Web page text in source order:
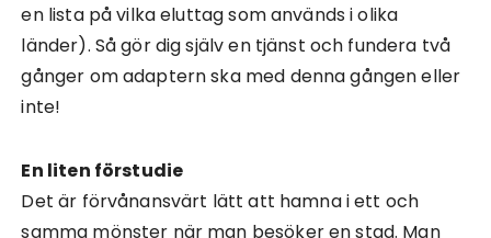
en lista på vilka eluttag som används i olika
länder). Så gör dig själv en tjänst och fundera två
gånger om adaptern ska med denna gången eller
inte!
En liten förstudie
Det är förvånansvärt lätt att hamna i ett och
samma mönster när man besöker en stad. Man